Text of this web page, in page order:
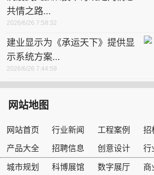
共情之路...
2026/6/26 7:58:32
建业显示为《承运天下》提供显
示系统方案...
2026/6/26 7:44:59
网站地图
网站首页 行业新闻 工程案例 招
产品大全 招聘信息 创意设计 行
城市规划 科博展馆 数字展厅 商